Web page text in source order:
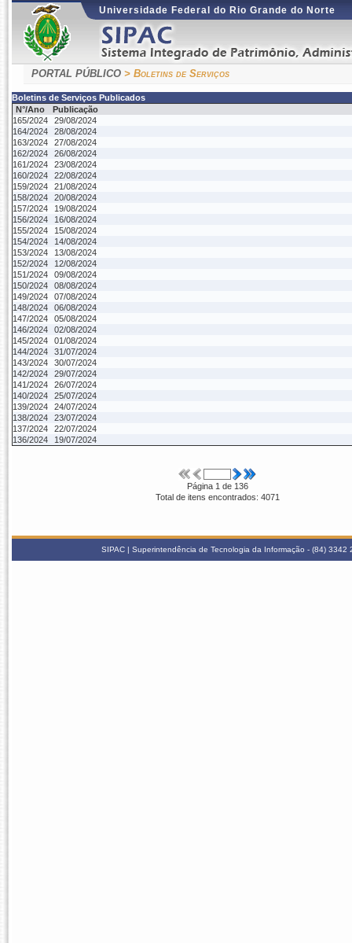
Universidade Federal do Rio Grande do Norte
PORTAL PÚBLICO > Boletins de Serviços
Boletins de Serviços Publicados
N°/Ano
Publicação
165/2024
29/08/2024
164/2024
28/08/2024
163/2024
27/08/2024
162/2024
26/08/2024
161/2024
23/08/2024
160/2024
22/08/2024
159/2024
21/08/2024
158/2024
20/08/2024
157/2024
19/08/2024
156/2024
16/08/2024
155/2024
15/08/2024
154/2024
14/08/2024
153/2024
13/08/2024
152/2024
12/08/2024
151/2024
09/08/2024
150/2024
08/08/2024
149/2024
07/08/2024
148/2024
06/08/2024
147/2024
05/08/2024
146/2024
02/08/2024
145/2024
01/08/2024
144/2024
31/07/2024
143/2024
30/07/2024
142/2024
29/07/2024
141/2024
26/07/2024
140/2024
25/07/2024
139/2024
24/07/2024
138/2024
23/07/2024
137/2024
22/07/2024
136/2024
19/07/2024
Página 1 de 136
Total de itens encontrados: 4071
SIPAC | Superintendência de Tecnologia da Informação - (84)